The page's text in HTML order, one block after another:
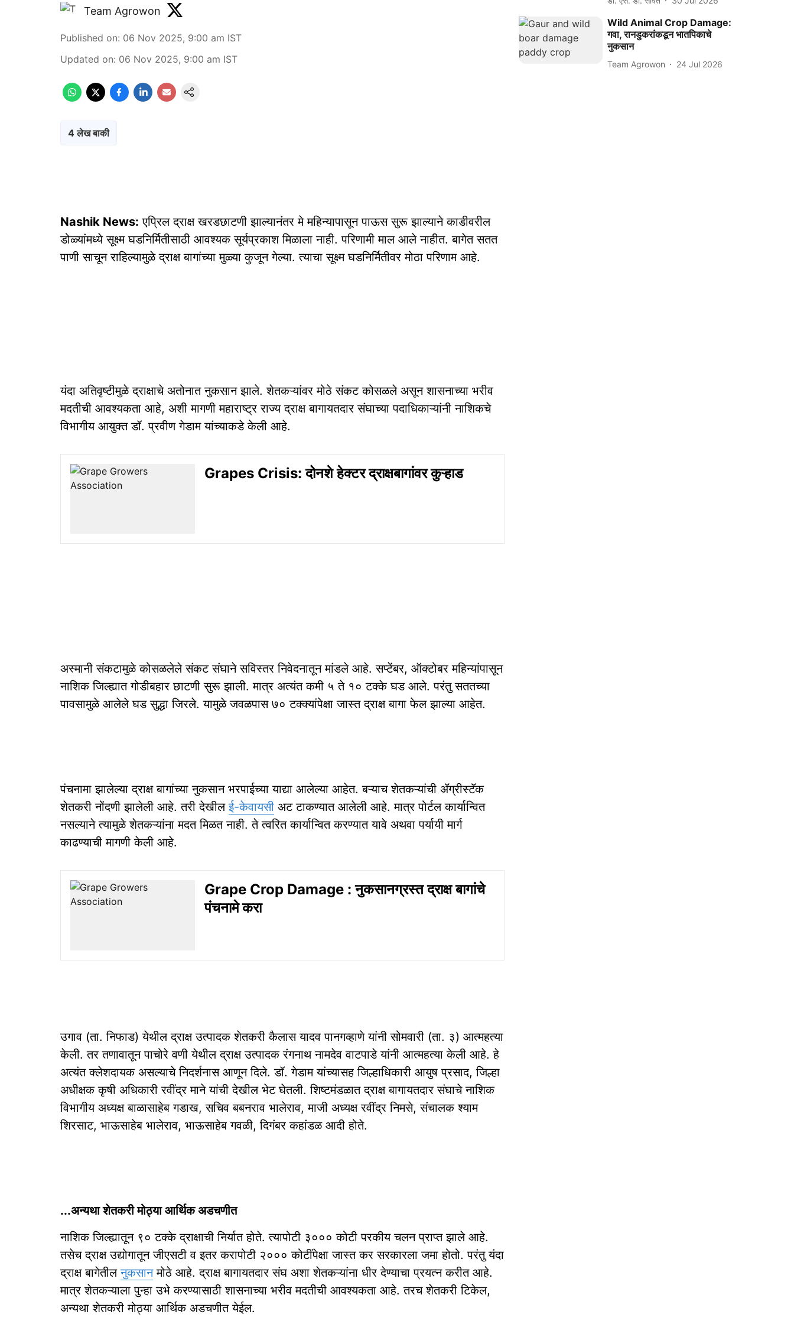
Team Agrowon
Published on: 06 Nov 2025, 9:00 am IST
Updated on: 06 Nov 2025, 9:00 am IST
4 लेख बाकी
Nashik News: एप्रिल द्राक्ष खरडछाटणी झाल्यानंतर मे महिन्यापासून पाऊस सुरू झाल्याने काडीवरील
डोळ्यांमध्ये सूक्ष्म घडनिर्मितीसाठी आवश्यक सूर्यप्रकाश मिळाला नाही. परिणामी माल आले नाहीत. बागेत सतत
पाणी साचून राहिल्यामुळे द्राक्ष बागांच्या मुळ्या कुजून गेल्या. त्याचा सूक्ष्म घडनिर्मितीवर मोठा परिणाम आहे.
यंदा अतिवृष्टीमुळे द्राक्षाचे अतोनात नुकसान झाले. शेतकऱ्यांवर मोठे संकट कोसळले असून शासनाच्या भरीव
मदतीची आवश्यकता आहे, अशी मागणी महाराष्ट्र राज्य द्राक्ष बागायतदार संघाच्या पदाधिकाऱ्यांनी नाशिकचे
विभागीय आयुक्त डॉ. प्रवीण गेडाम यांच्याकडे केली आहे.
Grapes Crisis: दोनशे हेक्टर द्राक्षबागांवर कुऱ्हाड
अस्मानी संकटामुळे कोसळलेले संकट संघाने सविस्तर निवेदनातून मांडले आहे. सप्टेंबर, ऑक्टोबर महिन्यांपासून
नाशिक जिल्ह्यात गोडीबहार छाटणी सुरू झाली. मात्र अत्यंत कमी ५ ते १० टक्के घड आले. परंतु सततच्या
पावसामुळे आलेले घड सुद्धा जिरले. यामुळे जवळपास ७० टक्क्यांपेक्षा जास्त द्राक्ष बागा फेल झाल्या आहेत.
पंचनामा झालेल्या द्राक्ष बागांच्या नुकसान भरपाईच्या या‌द्या आलेल्या आहेत. बऱ्याच शेतकऱ्यांची ॲग्रीस्टॅक
शेतकरी नोंदणी झालेली आहे. तरी देखीलई-केवायसी अट टाकण्यात आलेली आहे. मात्र पोर्टल कार्यान्वित
नसल्याने त्यामुळे शेतकऱ्यांना मदत मिळत नाही. ते त्वरित कार्यान्वित करण्यात यावे अथवा पर्यायी मार्ग
काढण्याची मागणी केली आहे.
Grape Crop Damage : नुकसानग्रस्त द्राक्ष बागांचे
पंचनामे करा
उगाव (ता. निफाड) येथील द्राक्ष उत्पादक शेतकरी कैलास यादव पानगव्हाणे यांनी सोमवारी (ता. ३) आत्महत्या
केली. तर तणावातून पाचोरे वणी येथील द्राक्ष उत्पादक रंगनाथ नामदेव वाटपाडे यांनी आत्महत्या केली आहे. हे
अत्यंत क्लेशदायक असल्याचे निदर्शनास आणून दिले. डॉ. गेडाम यांच्यासह जिल्हाधिकारी आयुष प्रसाद, जिल्हा
अधीक्षक कृषी अधिकारी रवींद्र माने यांची देखील भेट घेतली. शिष्टमंडळात द्राक्ष बागायतदार संघाचे नाशिक
विभागीय अध्यक्ष बाळासाहेब गडाख, सचिव बबनराव भालेराव, माजी अध्यक्ष रवींद्र निमसे, संचालक श्याम
शिरसाट, भाऊसाहेब भालेराव, भाऊसाहेब गवळी, दिगंबर कहांडळ आदी होते.
...अन्यथा शेतकरी मोठ्या आर्थिक अडचणीत
नाशिक जिल्ह्यातून ९० टक्के द्राक्षाची निर्यात होते. त्यापोटी ३००० कोटी परकीय चलन प्राप्त झाले आहे.
तसेच द्राक्ष उद्योगातून जीएसटी व इतर करापोटी २००० कोटींपेक्षा जास्त कर सरकारला जमा होतो. परंतु यंदा
द्राक्ष बागेतीलनुकसानमोठे आहे. द्राक्ष बागायतदार संघ अशा शेतकऱ्यांना धीर देण्याचा प्रयत्न करीत आहे.
मात्र शेतकऱ्याला पुन्हा उभे करण्यासाठी शासनाच्या भरीव मदतीची आवश्यकता आहे. तरच शेतकरी टिकेल,
अन्यथा शेतकरी मोठ्या आर्थिक अडचणीत येईल.
Wild Animal Crop Damage:
गवा, रानडुकरांकडून भातपिकाचे
नुकसान
Team Agrowon 24 Jul 2026